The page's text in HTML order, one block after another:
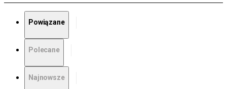
Powiązane
Polecane
Najnowsze